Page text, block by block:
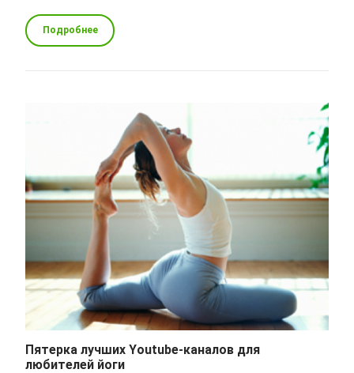
Подробнее
Пятерка лучших Youtube-каналов для
любителей йоги